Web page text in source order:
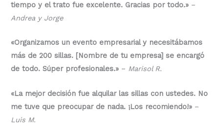
tiempo y el trato fue excelente. Gracias por todo.» –
Andrea y Jorge
«Organizamos un evento empresarial y necesitábamos
más de 200 sillas. [Nombre de tu empresa] se encargó
de todo. Súper profesionales.» – Marisol R.
«La mejor decisión fue alquilar las sillas con ustedes. No
me tuve que preocupar de nada. ¡Los recomiendo!» –
Luis M.